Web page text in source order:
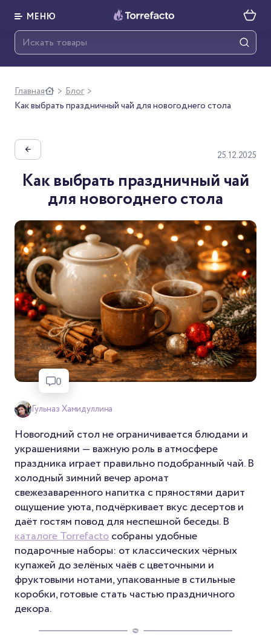
МЕНЮ
Главная > Блог >
Как выбрать праздничный чай для новогоднего стола
← 25.12.2025
Как выбрать праздничный чай
для новогоднего стола
0
Гульназ Хамидуллина
Новогодний стол не ограничивается блюдами и
украшениями — важную роль в атмосфере
праздника играет правильно подобранный чай. В
холодный зимний вечер аромат
свежезаваренного напитка с пряностями дарит
ощущение уюта, подчёркивает вкус десертов и
даёт гостям повод для неспешной беседы. В
каталоге Torrefactoсобраны удобные
подарочные наборы: от классических чёрных
купажей до зелёных чаёв с цветочными и
фруктовыми нотами, упакованные в стильные
коробки, готовые стать частью праздничного
декора.